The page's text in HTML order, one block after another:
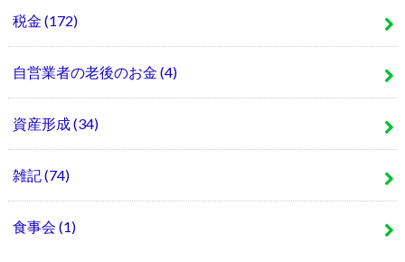
税金 (172)
自営業者の老後のお金 (4)
資産形成(34)
雑記(74)
食事会 (1)